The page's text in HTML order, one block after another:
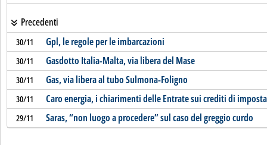
Precedenti
30/11 Gpl, le regole per le imbarcazioni
30/11 Gasdotto Italia-Malta, via libera del Mase
30/11 Gas, via libera al tubo Sulmona-Foligno
30/11 Caro energia, i chiarimenti delle Entrate sui crediti di imposta
29/11 Saras, “non luogo a procedere” sul caso del greggio curdo